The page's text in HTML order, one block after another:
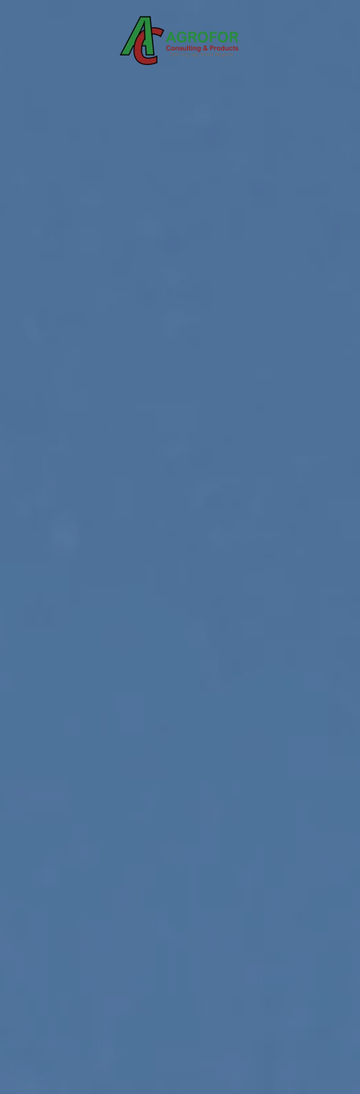
Skip to main content